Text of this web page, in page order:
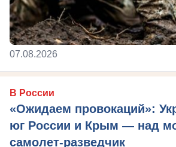
07.08.2026
В России
«Ожидаем провокаций»:
юг России и Крым — над
самолет-разведчик